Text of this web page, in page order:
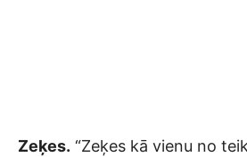
Zeķes. “Zeķes kā vienu no